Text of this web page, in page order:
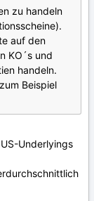
zu handeln
auf den
KO´s und
handeln.
Beispiel
Underlyings